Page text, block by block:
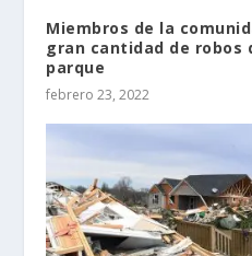
Miembros de la
gran cantidad de robos
parque
febrero 23, 2022